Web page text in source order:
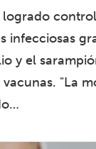
logrado
infecciosas
y el
"La